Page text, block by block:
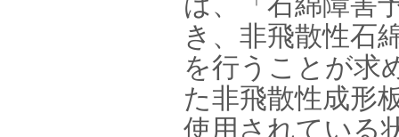
き、非飛散性石
を行うことが求
た非飛散性成形
使用されている